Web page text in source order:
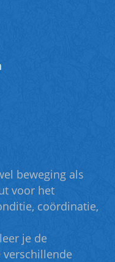
beweging als
voor het
coördinatie,
je de